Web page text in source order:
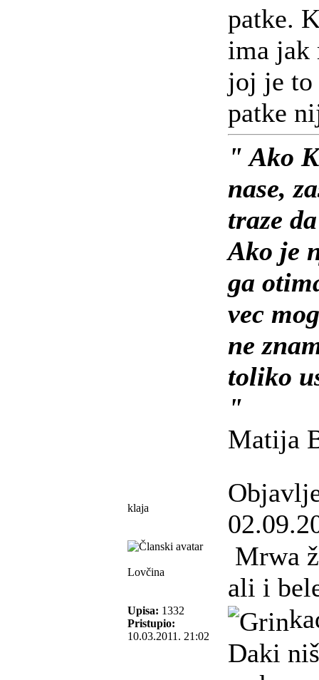
patke.
ima jak
joj je to
patke
" Ako
nase,
traze
Ako je
ga
vec
ne
toliko
"
Matija
klaja
Lovčina
Upisa: 1332
Pristupio:
10.03.2011. 21:02
Mrwa
ali i
Daki